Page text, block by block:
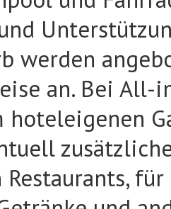
werden
an. Bei All-
hoteleigenen